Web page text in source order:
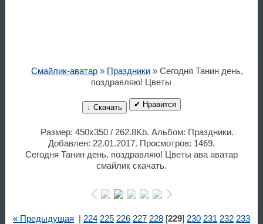
Смайлик-аватар » Праздники » Сегодня Танин день,
поздравляю! Цветы
↓ Скачать ✔ Нравится
Размер: 450x350 / 262.8Kb. Альбом: Праздники.
Добавлен: 22.01.2017. Просмотров: 1469.
Сегодня Танин день, поздравляю! Цветы ава аватар
смайлик скачать.
« Предыдущая 224 225 226 227 228[229] 230 231 232 233